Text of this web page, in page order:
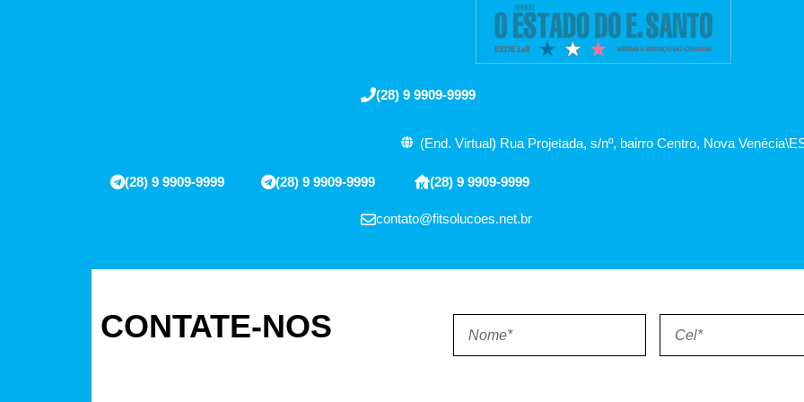
(28) 9 9909-9999
(End. Virtual) Rua Projetada, s/nº, bairro Centro, Nova
(28) 9 9909-9999 (28) 9 9909-9999 (28) 9 9909-9999
contato@fitsolucoes.net.br
CONTATE-NOS